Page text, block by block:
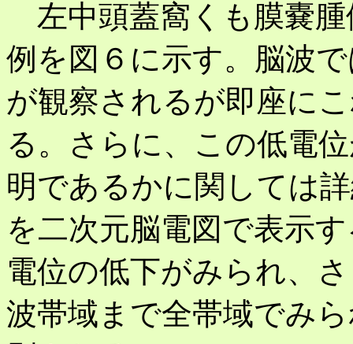
左中頭蓋窩くも膜嚢腫
例を図６に示す。脳波
が観察されるが即座に
る。さらに、この低電
明であるかに関しては
を二次元脳電図で表示
電位の低下がみられ、
波帯域まで全帯域でみ